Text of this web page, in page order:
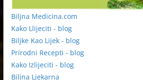
Biljna Medicina.com
Kako Llijeciti - blog
Biljke Kao Lijek - blog
Prirodni Recepti - blog
Kako Izlijeciti - blog
Biljna Ljekarna